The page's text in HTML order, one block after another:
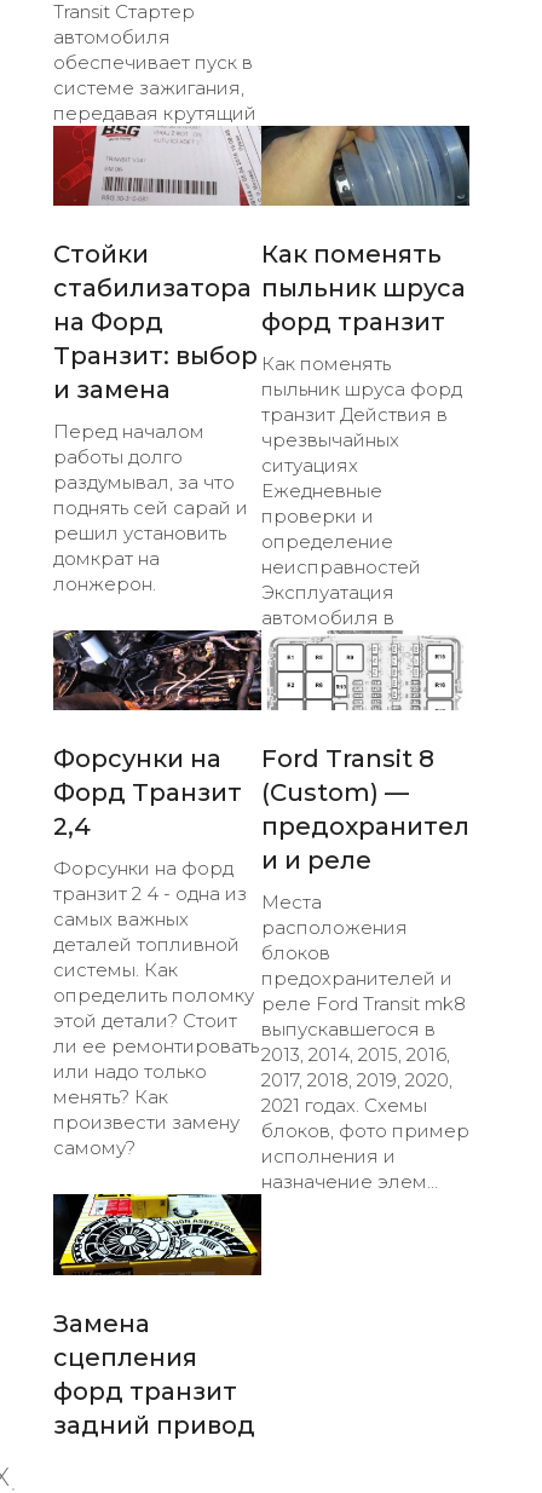
Transit Стартер
автомобиля
обеспечивает пуск в
системе зажигания,
передавая крутящий
Стойки
стабилизатора
на Форд
Транзит: выбор
и замена
Перед началом
работы долго
раздумывал, за что
поднять сей сарай и
решил установить
домкрат на
лонжерон.
Как поменять
пыльник шруса
форд транзит
Как поменять
пыльник шруса форд
транзит Действия в
чрезвычайных
ситуациях
Ежедневные
проверки и
определение
неисправностей
Эксплуатация
автомобиля в
Форсунки на
Форд Транзит
2,4
Форсунки на форд
транзит 2 4 - одна из
самых важных
деталей топливной
системы. Как
определить поломку
этой детали? Стоит
ли ее ремонтировать
или надо только
менять? Как
произвести замену
самому?
Ford Transit 8
(Custom) —
предохранител
и и реле
Места
расположения
блоков
предохранителей и
реле Ford Transit mk8
выпускавшегося в
2013, 2014, 2015, 2016,
2017, 2018, 2019, 2020,
2021 годах. Схемы
блоков, фото пример
исполнения и
назначение элем...
Замена
сцепления
форд транзит
задний привод